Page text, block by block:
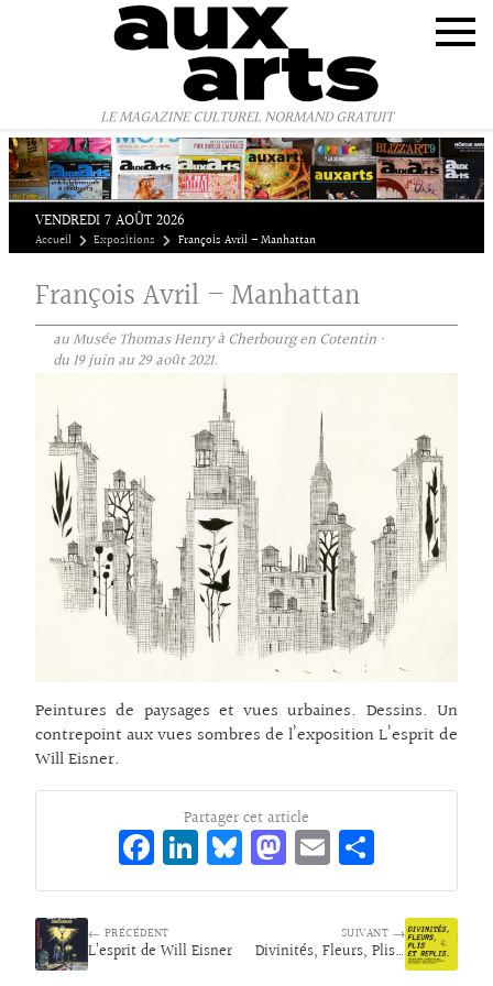
LE MAGAZINE CULTUREL NORMAND GRATUIT
VENDREDI 7 AOÛT 2026
Accueil Expositions François Avril – Manhattan
François Avril – Manhattan
au Musée Thomas Henry à Cherbourg en Cotentin ·
du 19 juin au 29 août 2021.
Peintures de paysages et vues urbaines. Dessins. Un
contrepoint aux vues sombres de l’exposition L’esprit de
Will Eisner.
Partager cet article
Fa
ce
bo
o
Li
n
dI
Bl
ue
y
M
as
d
E
m
ai
l
rt
ag
er
← PRÉCÉDENT
L’esprit de Will Eisner
SUIVANT →
Divinités, Fleurs, Plis et Replis
Panneau de gestion des cookies